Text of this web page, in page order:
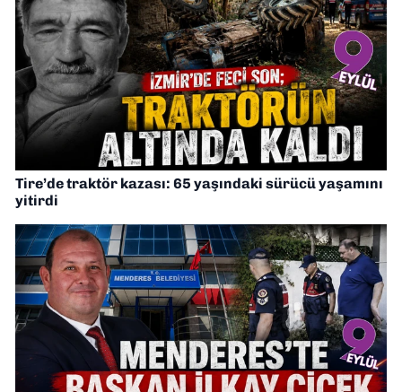
Tire’de traktör kazası: 65 yaşındaki sürücü yaşamını
yitirdi